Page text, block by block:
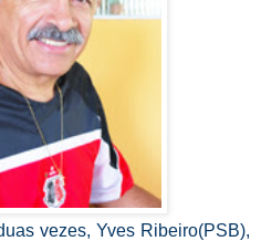
vezes, Yves Ribeiro(PSB),